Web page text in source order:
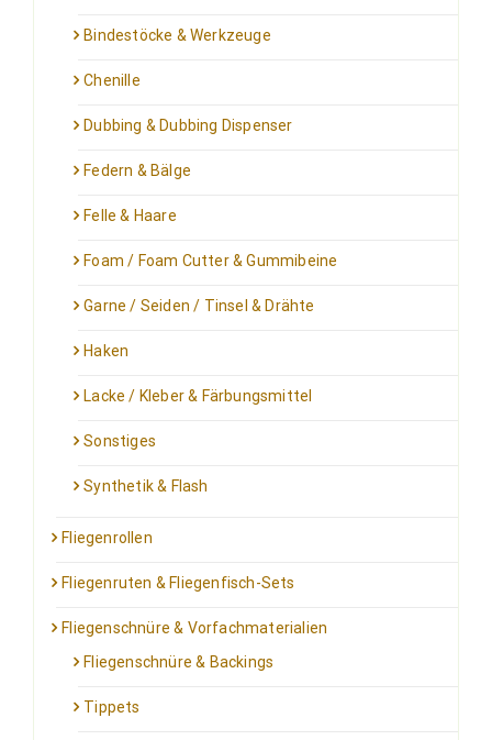
Bindestöcke & Werkzeuge
Chenille
Dubbing & Dubbing Dispenser
Federn & Bälge
Felle & Haare
Foam / Foam Cutter & Gummibeine
Garne / Seiden / Tinsel & Drähte
Haken
Lacke / Kleber & Färbungsmittel
Sonstiges
Synthetik & Flash
Fliegenrollen
Fliegenruten & Fliegenfisch-Sets
Fliegenschnüre & Vorfachmaterialien
Fliegenschnüre & Backings
Tippets